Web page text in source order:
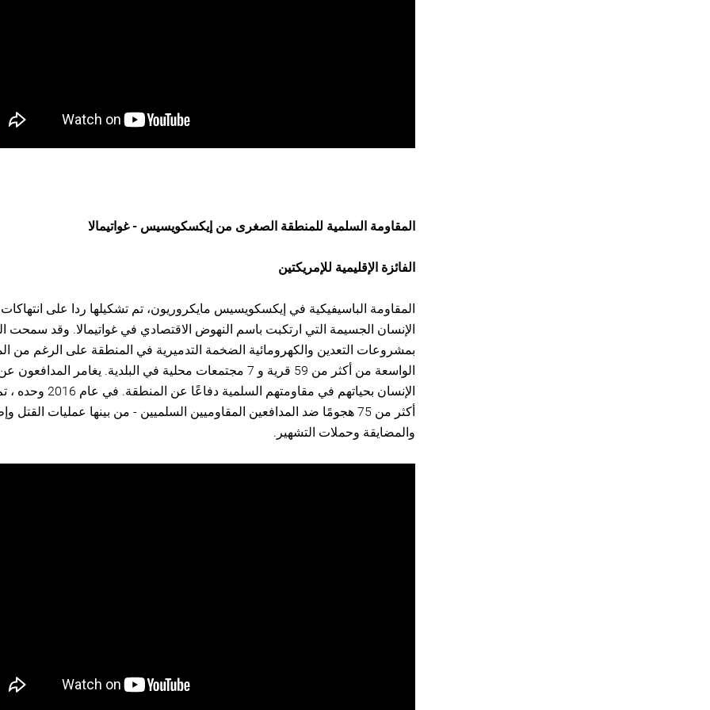
المقاومة السلمية للمنطقة الصغرى من إيكسكويسيس - غواتيمالا
الفائزة الإقليمية للإمريكتين
المقاومة الباسيفيكية في إيكسكويسيس مايكروريون، تم تشكيلها ردا على
الإنسان الجسيمة التي ارتكبت باسم النهوض الاقتصادي في غواتيمالا. وقد سمحت
بمشروعات التعدين والكهرومائية الضخمة التدميرية في المنطقة على الرغم من
الواسعة من أكثر من 59 قرية و 7 مجتمعات محلية في البلدية. يغامر
الإنسان بحياتهم في مقاومتهم
أكثر من 75 هجومًا ضد المدافعين المقاوميين السلميين - من بينها عمليات القتل
والمضايقة وحملات التشهير.